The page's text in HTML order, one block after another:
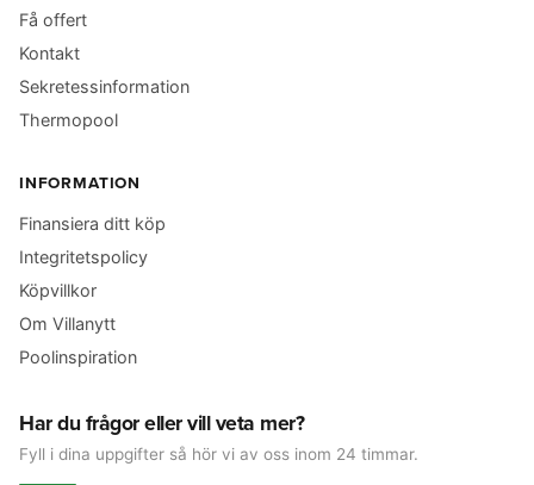
Få offert
Kontakt
Sekretessinformation
Thermopool
INFORMATION
Finansiera ditt köp
Integritetspolicy
Köpvillkor
Om Villanytt
Poolinspiration
Har du frågor eller vill veta mer?
Fyll i dina uppgifter så hör vi av oss inom 24 timmar.